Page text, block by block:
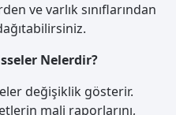
ve varlık sınıflarından
Nelerdir?
değişiklik gösterir.
mali raporlarını,